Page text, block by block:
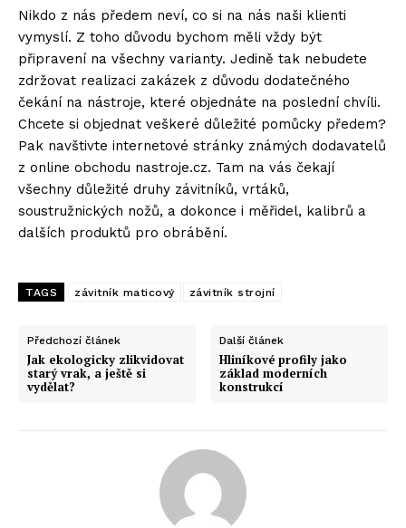
Nikdo z nás předem neví, co si na nás naši klienti
vymyslí. Z toho důvodu bychom měli vždy být
připravení na všechny varianty. Jedině tak nebudete
zdržovat realizaci zakázek z důvodu dodatečného
čekání na nástroje, které objednáte na poslední chvíli.
Chcete si objednat veškeré důležité pomůcky předem?
Pak navštivte internetové stránky známých dodavatelů
z online obchodu nastroje.cz. Tam na vás čekají
všechny důležité druhy závitníků, vrtáků,
soustružnických nožů, a dokonce i měřidel, kalibrů a
dalších produktů pro obrábění.
TAGS závitník maticový závitník strojní
Předchozí článek
Jak ekologicky zlikvidovat
starý vrak, a ještě si
vydělat?
Další článek
Hliníkové profily jako
základ moderních
konstrukcí